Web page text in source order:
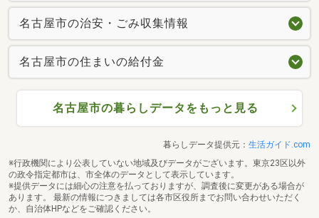
名古屋市の治安・ごみ収集情報
名古屋市の住まいの給付金
名古屋市の暮らしデータをもっと見る
暮らしデータ提供元： 生活ガイド.com
※行政機関により公表していない地域及びデータがございます。東京23区以外
の政令指定都市は、市全体のデータとして表示しています。
※提供データには細心の注意を払っておりますが、調査後に変更がある場合が
あります。 最新の情報につきましては各市区役所までお問い合わせいただく
か、自治体HPなどをご確認ください。